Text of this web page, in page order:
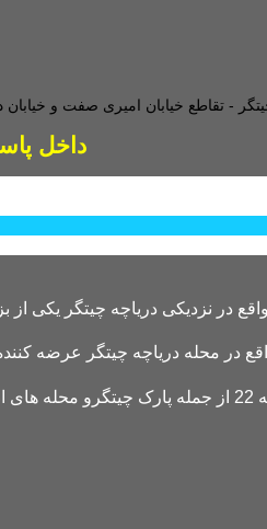
داخل پاساژ 2 عدد پتشاپ هست به تابلو نینی پت
محله دریاچه چیتگر عرضه